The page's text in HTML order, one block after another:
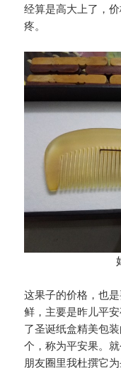
经算是高大上了，
疼。
这果子的价格，也
鲜，主要是昨儿平
了圣诞纸盒精美包
个，称为平安果。
朋友圈里我杜撰它